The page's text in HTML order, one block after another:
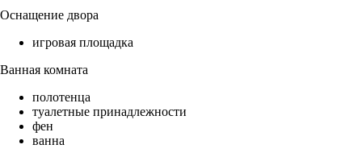
Оснащение двора
игровая площадка
Ванная комната
полотенца
туалетные принадлежности
фен
ванна